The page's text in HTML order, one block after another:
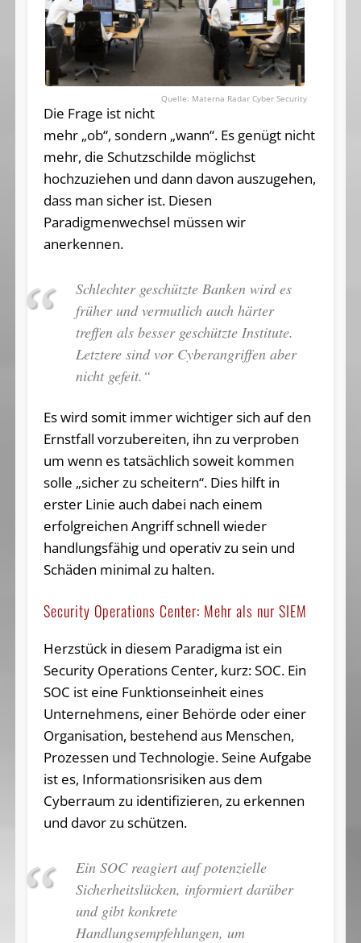
Materna Radar Cyber Security
Die Frage ist nicht
mehr „ob“, sondern „wann“. Es genügt nicht
mehr, die Schutzschilde möglichst
hochzuziehen und dann davon auszugehen,
dass man sicher ist. Diesen
Paradigmenwechsel müssen wir
anerkennen.
Schlechter geschützte Banken wird es
früher und vermutlich auch härter
treffen als besser geschützte Institute.
Letztere sind vor Cyberangriffen aber
nicht gefeit.“
Es wird somit immer wichtiger sich auf den
Ernstfall vorzubereiten, ihn zu verproben
um wenn es tatsächlich soweit kommen
solle „sicher zu scheitern“. Dies hilft in
erster Linie auch dabei nach einem
erfolgreichen Angriff schnell wieder
handlungsfähig und operativ zu sein und
Schäden minimal zu halten.
Security Operations Center: Mehr als nur SIEM
Herzstück in diesem Paradigma ist ein
Security Operations Center, kurz: SOC. Ein
SOC ist eine Funktionseinheit eines
Unternehmens, einer Behörde oder einer
Organisation, bestehend aus Menschen,
Prozessen und Technologie. Seine Aufgabe
ist es, Informationsrisiken aus dem
Cyberraum zu identifizieren, zu erkennen
und davor zu schützen.
Ein SOC reagiert auf potenzielle
Sicherheitslücken, informiert darüber
und gibt konkrete
Handlungsempfehlungen, um